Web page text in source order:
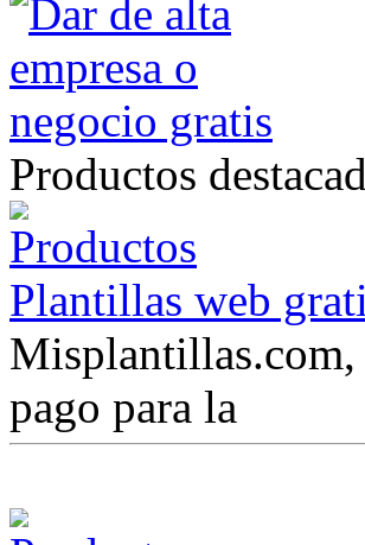
Productos
Plantillas web
Misplantillas.com,
pago para la